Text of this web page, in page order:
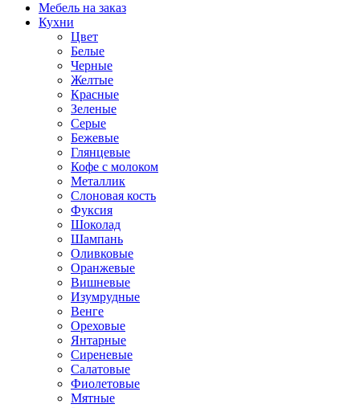
Мебель на заказ
Кухни
Цвет
Белые
Черные
Желтые
Красные
Зеленые
Серые
Бежевые
Глянцевые
Кофе с молоком
Металлик
Слоновая кость
Фуксия
Шоколад
Шампань
Оливковые
Оранжевые
Вишневые
Изумрудные
Венге
Ореховые
Янтарные
Сиреневые
Салатовые
Фиолетовые
Мятные